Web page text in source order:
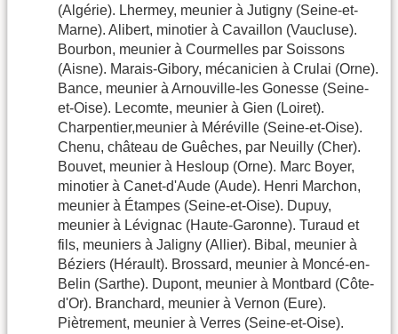
(Algérie). Lhermey, meunier à Jutigny (Seine-et-
Marne). Alibert, minotier à Cavaillon (Vaucluse).
Bourbon, meunier à Courmelles par Soissons
(Aisne). Marais-Gibory, mécanicien à Crulai (Orne).
Bance, meunier à Arnouville-les Gonesse (Seine-
et-Oise). Lecomte, meunier à Gien (Loiret).
Charpentier,meunier à Méréville (Seine-et-Oise).
Chenu, château de Guêches, par Neuilly (Cher).
Bouvet, meunier à Hesloup (Orne). Marc Boyer,
minotier à Canet-d'Aude (Aude). Henri Marchon,
meunier à Étampes (Seine-et-Oise). Dupuy,
meunier à Lévignac (Haute-Garonne). Turaud et
fils, meuniers à Jaligny (Allier). Bibal, meunier à
Béziers (Hérault). Brossard, meunier à Moncé-en-
Belin (Sarthe). Dupont, meunier à Montbard (Côte-
d'Or). Branchard, meunier à Vernon (Eure).
Piètrement, meunier à Verres (Seine-et-Oise).